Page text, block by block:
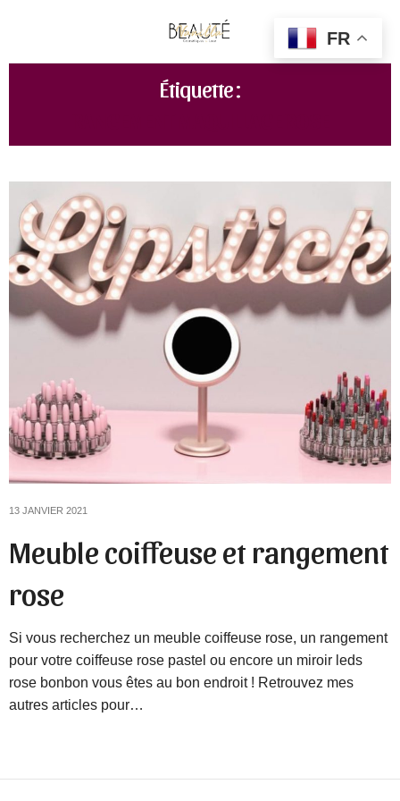
Étiquette :
13 JANVIER 2021
Meuble coiffeuse et rangement
rose
Si vous recherchez un meuble coiffeuse rose, un rangement
pour votre coiffeuse rose pastel ou encore un miroir leds
rose bonbon vous êtes au bon endroit ! Retrouvez mes
autres articles pour…
FR